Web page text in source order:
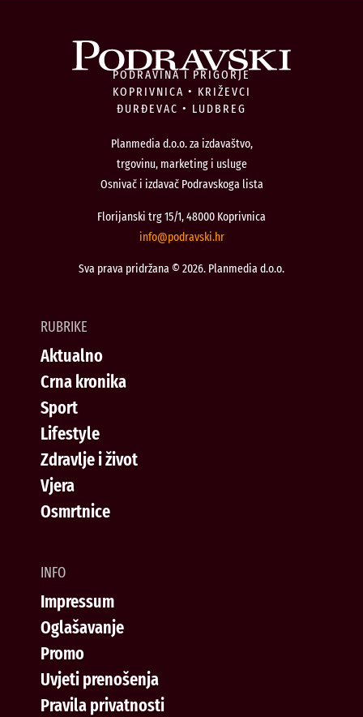
PODRAVINA I PRIGORJE
KOPRIVNICA • KRIŽEVCI
ĐURĐEVAC • LUDBREG
Planmedia d.o.o. za izdavaštvo,
trgovinu, marketing i usluge
Osnivač i izdavač Podravskoga lista
Florijanski trg 15/1, 48000 Koprivnica
rh.iksvardop
@ofni
Sva prava pridržana © 2026. Planmedia d.o.o.
RUBRIKE
Aktualno
Crna kronika
Sport
Lifestyle
Zdravlje i život
Vjera
Osmrtnice
INFO
Impressum
Oglašavanje
Promo
Uvjeti prenošenja
Pravila privatnosti